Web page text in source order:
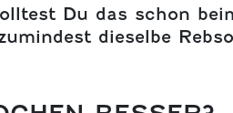
Du das schon
dieselbe